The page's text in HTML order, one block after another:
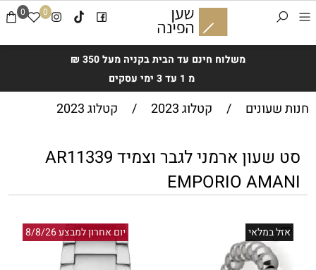
משלוח חינם עד הבית בקניה מעל 350 ₪
מ 1 עד 3 ימי עסקים
0 0
חנות שעונים / קטלוג 2023 / קטלוג 2023
סט שעון ארמני לגבר וצמיד AR11339
EMPORIO AMANI
יום אחרון למבצע 8/8/26 אזל במלאי